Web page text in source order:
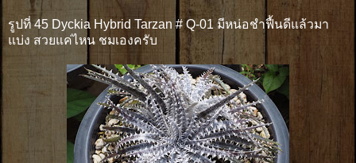
รูปที่ 45 Dyckia Hybrid Tarzan # Q-01 มีหน่อชำฟื้นดีแล้วมา
แบ่ง สวยแค่ไหน ชมเองครับ